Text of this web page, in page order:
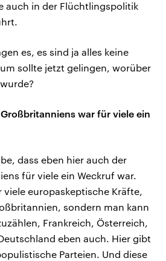
auch in der Flüchtlingspolitik
es, es sind ja alles keine
sollte jetzt gelingen, worüber
war für viele ein
dass eben hier auch der
für viele ein Weckruf war.
viele europaskeptische Kräfte,
sondern man kann
Frankreich, Österreich,
eben auch. Hier gibt
Parteien. Und diese